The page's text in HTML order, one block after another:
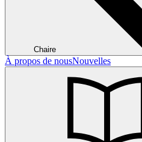
Chaire
À propos de nousNouvelles